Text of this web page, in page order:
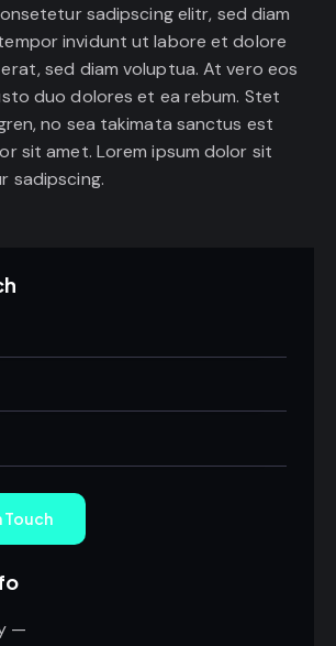
sadipscing elitr, sed diam
invidunt ut labore et dolore
sed diam voluptua. At vero eos
duo dolores et ea rebum. Stet
no sea takimata sanctus est
sit amet. Lorem ipsum dolor sit
sadipscing.
—